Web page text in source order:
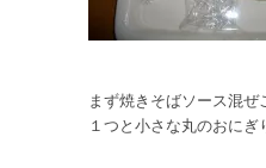
まず焼きそばソース混ぜ
１つと小さな丸のおにぎ